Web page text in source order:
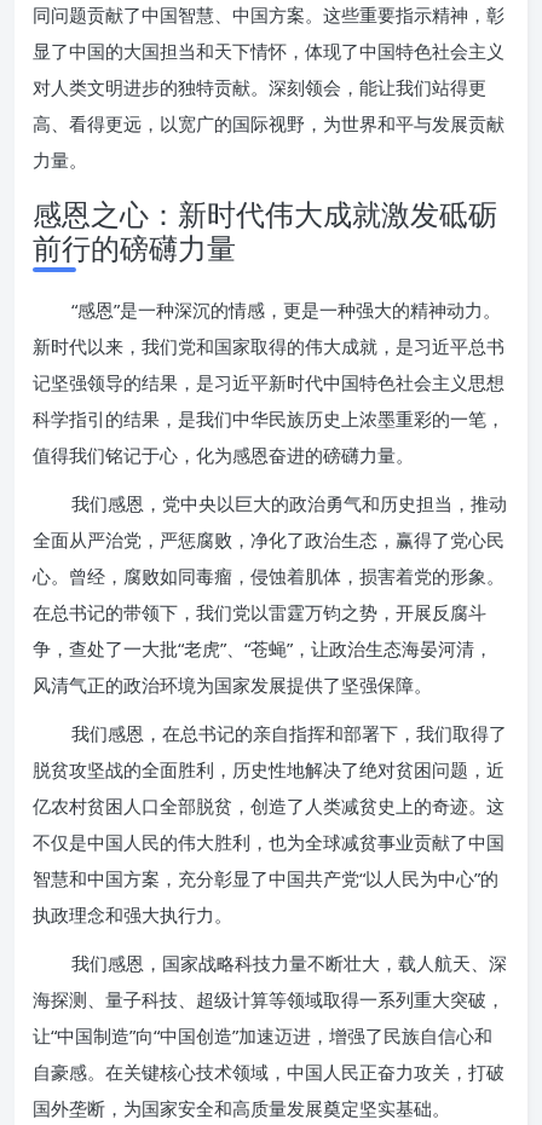
同问题贡献了中国智慧、中国方案。这些重要指示精神，彰
显了中国的大国担当和天下情怀，体现了中国特色社会主义
对人类文明进步的独特贡献。深刻领会，能让我们站得更
高、看得更远，以宽广的国际视野，为世界和平与发展贡献
力量。
感恩之心：新时代伟大成就激发砥砺
前行的磅礴力量
“感恩”是一种深沉的情感，更是一种强大的精神动力。
新时代以来，我们党和国家取得的伟大成就，是习近平总书
记坚强领导的结果，是习近平新时代中国特色社会主义思想
科学指引的结果，是我们中华民族历史上浓墨重彩的一笔，
值得我们铭记于心，化为感恩奋进的磅礴力量。
我们感恩，党中央以巨大的政治勇气和历史担当，推动
全面从严治党，严惩腐败，净化了政治生态，赢得了党心民
心。曾经，腐败如同毒瘤，侵蚀着肌体，损害着党的形象。
在总书记的带领下，我们党以雷霆万钧之势，开展反腐斗
争，查处了一大批“老虎”、“苍蝇”，让政治生态海晏河清，
风清气正的政治环境为国家发展提供了坚强保障。
我们感恩，在总书记的亲自指挥和部署下，我们取得了
脱贫攻坚战的全面胜利，历史性地解决了绝对贫困问题，近
亿农村贫困人口全部脱贫，创造了人类减贫史上的奇迹。这
不仅是中国人民的伟大胜利，也为全球减贫事业贡献了中国
智慧和中国方案，充分彰显了中国共产党“以人民为中心”的
执政理念和强大执行力。
我们感恩，国家战略科技力量不断壮大，载人航天、深
海探测、量子科技、超级计算等领域取得一系列重大突破，
让“中国制造”向“中国创造”加速迈进，增强了民族自信心和
自豪感。在关键核心技术领域，中国人民正奋力攻关，打破
国外垄断，为国家安全和高质量发展奠定坚实基础。